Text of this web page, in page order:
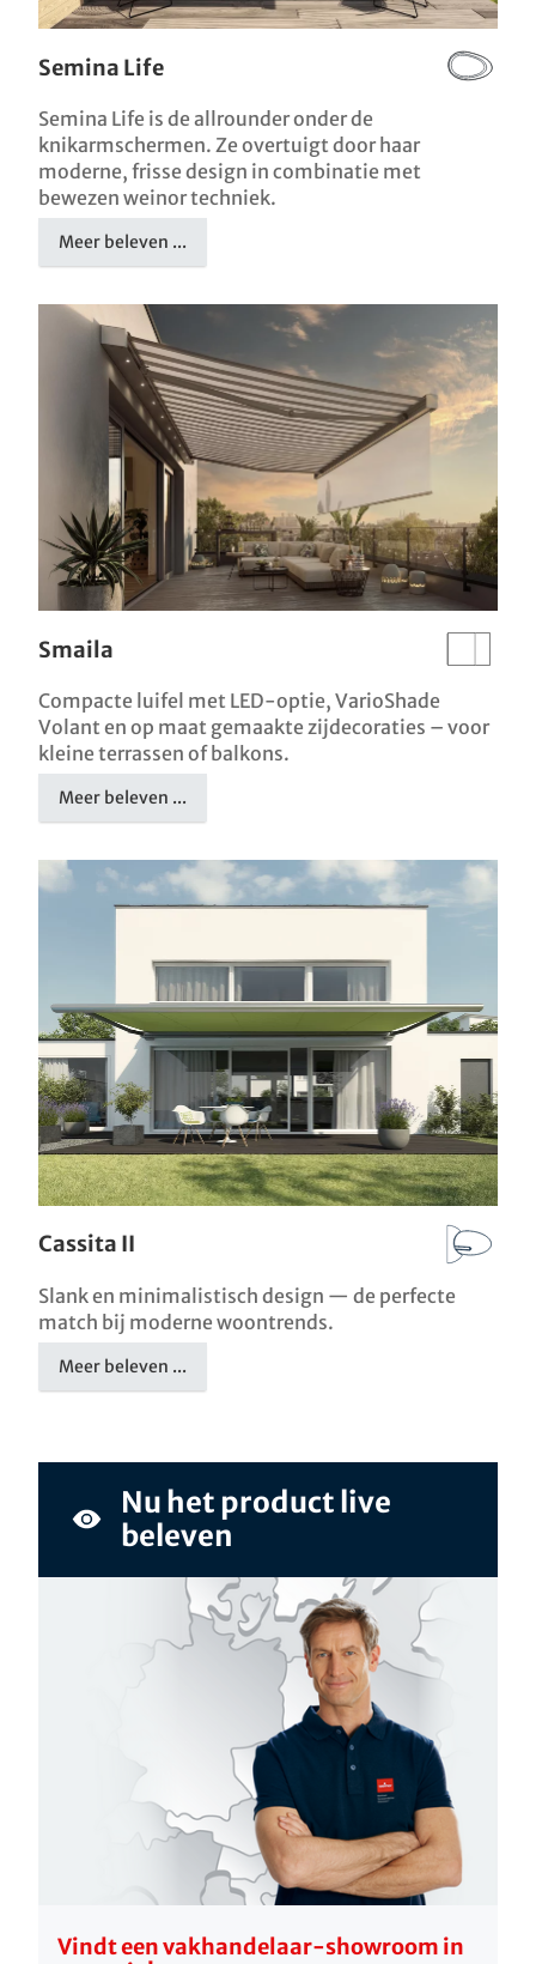
Semina Life
Semina Life is de allrounder onder de
knikarmschermen. Ze overtuigt door haar
moderne, frisse design in combinatie met
bewezen weinor techniek.
Meer beleven ...
Smaila
Compacte luifel met LED-optie, VarioShade
Volant en op maat gemaakte zijdecoraties – voor
kleine terrassen of balkons.
Meer beleven ...
Cassita II
Slank en minimalistisch design — de perfecte
match bij moderne woontrends.
Meer beleven ...
Nu het product live
beleven
Vindt een vakhandelaar-showroom in